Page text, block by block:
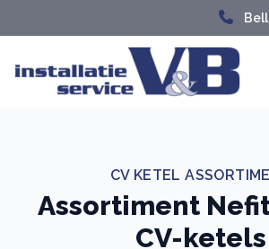
CV KETEL
Assortiment
CV-ketels